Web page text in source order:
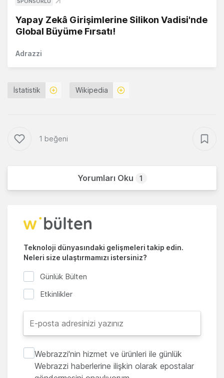
Yapay Zekâ Girişimlerine Silikon Vadisi'nde
Global Büyüme Fırsatı!
Adrazzi
İstatistik Wikipedia
1 beğeni
Yorumları Oku 1
Teknoloji dünyasındaki gelişmeleri takip edin.
Neleri size ulaştırmamızı istersiniz?
Günlük Bülten
Etkinlikler
Webrazzi'nin hizmet ve ürünleri ile günlük
Webrazzi haberlerine ilişkin olarak epostalar